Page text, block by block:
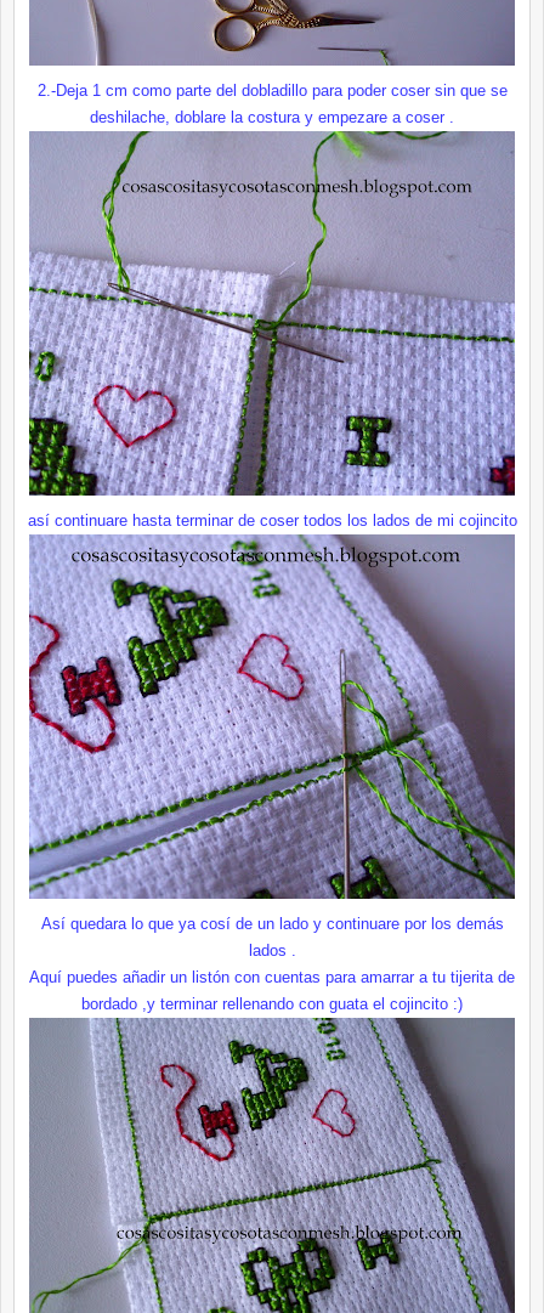
2.-Deja 1 cm como parte del dobladillo para poder coser sin que se
deshilache, doblare la costura y empezare a coser .
así continuare hasta terminar de coser todos los lados de mi cojincito
Así quedara lo que ya cosí de un ladoy continuare por los demás
lados .
Aquí puedes añadir un listón con cuentas para amarrar a tu tijerita de
bordado ,y terminar rellenando con guata el cojincito :)